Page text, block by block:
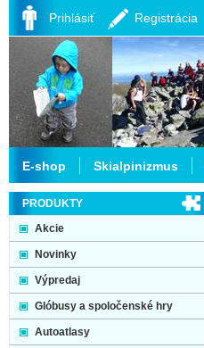
PRODUKTY
Akcie
Novinky
Výpredaj
Glóbusy a spoločenské hry
Autoatlasy
E-shop Skialpinizmus
Prihlásiť Registrácia